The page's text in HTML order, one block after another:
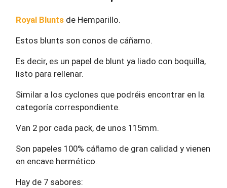
Royal Blunts de Hemparillo.
Estos blunts son conos de cáñamo.
Es decir, es un papel de blunt ya liado con boquilla,
listo para rellenar.
Similar a los cyclones que podréis encontrar en la
categoría correspondiente.
Van 2 por cada pack, de unos 115mm.
Son papeles 100% cáñamo de gran calidad y vienen
en encave hermético.
Hay de 7 sabores: